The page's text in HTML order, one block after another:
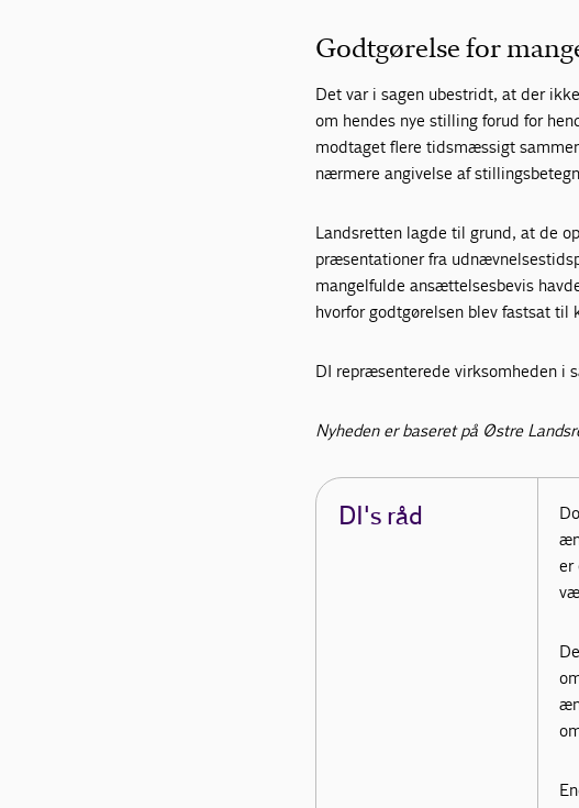
Godtgørelse for
Det var i sagen ubestridt, at der
om hendes nye stilling forud for
modtaget flere tidsmæssigt
nærmere angivelse af
Landsretten lagde til grund, at de
præsentationer fra
mangelfulde ansættelsesbevis
hvorfor godtgørelsen blev fastsat til
DI repræsenterede virksomheden i
Nyheden er baseret på Østre
DI's råd
er